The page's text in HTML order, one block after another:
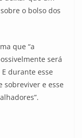
o bolso dos
que “a
será
durante esse
sobreviver e esse